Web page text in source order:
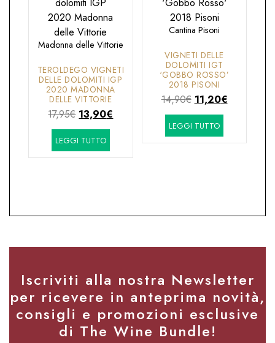
Madonna delle Vittorie
TEROLDEGO VIGNETI
DELLE DOLOMITI IGP
2020 MADONNA
DELLE VITTORIE
17,95€ Il
prezzo
originale
era:
13,90€
è:
LEGGI TUTTO
Cantina Pisoni
VIGNETI DELLE
DOLOMITI IGT
‘GOBBO ROSSO’
2018 PISONI
14,90€ Il
prezzo
originale
era:
11,20€Il
è:
LEGGI TUTTO
Iscriviti alla nostra Newsletter
per ricevere in anteprima novità,
consigli e promozioni esclusive
di The Wine Bundle!